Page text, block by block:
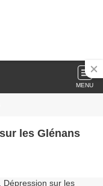
MENU
les Glénans